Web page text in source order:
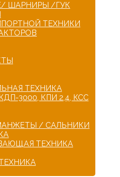
ШАРНИРЫ /ГУК
ТЕХНИКИ
ТЕХНИКА
3000, КПИ 2,4, КСС
/ САЛЬНИКИ
ТЕХНИКА